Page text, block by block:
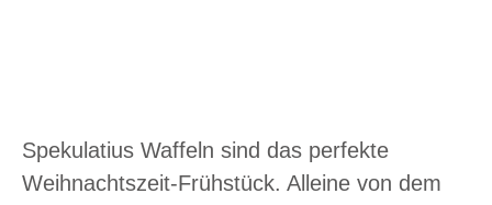
Spekulatius Waffeln sind das perfekte
Weihnachtszeit-Frühstück. Alleine von dem